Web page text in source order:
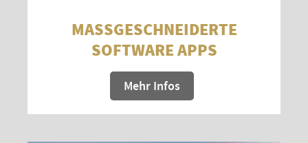
MASSGESCHNEIDERTE S
OFTWARE APPS
Mehr Infos